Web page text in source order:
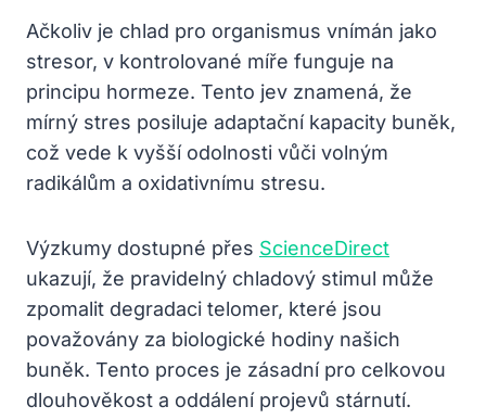
Ačkoliv je chlad pro organismus vnímán jako
stresor, v kontrolované míře funguje na
principu hormeze. Tento jev znamená, že
mírný stres posiluje adaptační kapacity buněk,
což vede k vyšší odolnosti vůči volným
radikálům a oxidativnímu stresu.
Výzkumy dostupné přes ScienceDirect
ukazují, že pravidelný chladový stimul může
zpomalit degradaci telomer, které jsou
považovány za biologické hodiny našich
buněk. Tento proces je zásadní pro celkovou
dlouhověkost a oddálení projevů stárnutí.